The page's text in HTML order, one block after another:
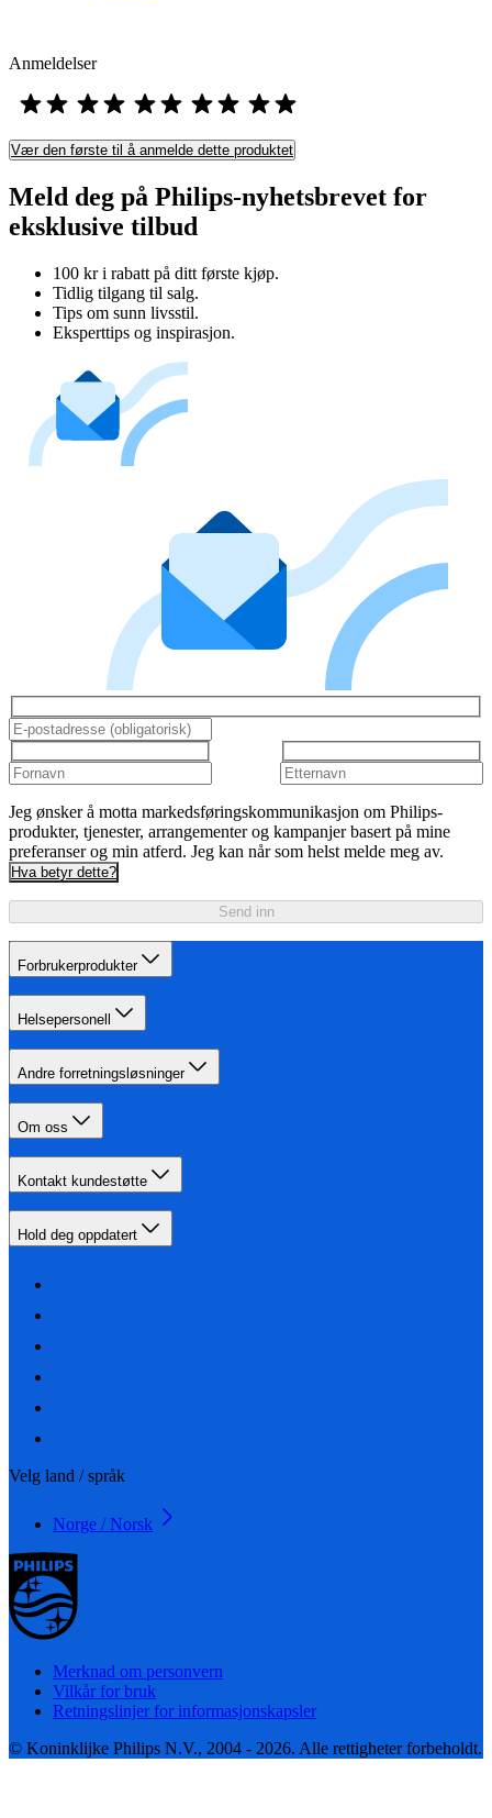
Anmeldelser
Vær den første til å anmelde dette produktet
Meld deg på Philips-nyhetsbrevet for
eksklusive tilbud
100 kr i rabatt på ditt første kjøp.
Tidlig tilgang til salg.
Tips om sunn livsstil.
Eksperttips og inspirasjon.
Jeg ønsker å motta markedsføringskommunikasjon om Philips-
produkter, tjenester, arrangementer og kampanjer basert på mine
preferanser og min atferd. Jeg kan når som helst melde meg av.
Hva betyr dette?
Send inn
Forbrukerprodukter
Helsepersonell
Andre forretningsløsninger
Om oss
Kontakt kundestøtte
Hold deg oppdatert
Velg land / språk
Norge / Norsk
Merknad om personvern
Vilkår for bruk
Retningslinjer for informasjonskapsler
© Koninklijke Philips N.V., 2004 - 2026. Alle rettigheter forbeholdt.